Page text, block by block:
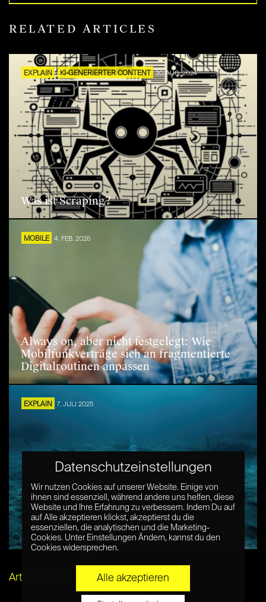
RELATED ARTICLES
EXPLAIN KI-GENERIERTER CONTENT 30. AUG. 2024
Was ist Scraping?
MOBILE 4. FEB. 2026
Always on, aber nicht festgelegt: Wie
Mobilfunkverträge sich an fragmentierte
Digitalroutinen anpassen
EXPLAIN 7. JULI 2025
Unterseekabel: Das Rückgrat des Internets
Artikel per E-Mail verschicken
Datenschutzeinstellungen
Wir nutzen Cookies auf unserer Website. Einige von
ihnen sind essenziell, während andere uns helfen, diese
Website und Ihre Erfahrung zu verbessern. Indem Du auf
auf Alle akzeptieren klickst, akzeptierst du die
essenziellen, die analytischen und die Marketing-
Cookies. Unter Einstellungen Ändern, kannst du den
Cookies widersprechen.
Alle akzeptieren